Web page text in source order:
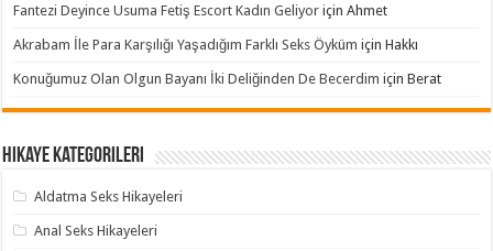
Fantezi Deyince Usuma Fetiş Escort Kadın Geliyor içinAhmet
Akrabam İle Para Karşılığı Yaşadığım Farklı Seks Öyküm içinHakkı
Konuğumuz Olan Olgun Bayanı İki Deliğinden De Becerdim içinBerat
Hikaye Kategorileri
Aldatma Seks Hikayeleri
Anal Seks Hikayeleri